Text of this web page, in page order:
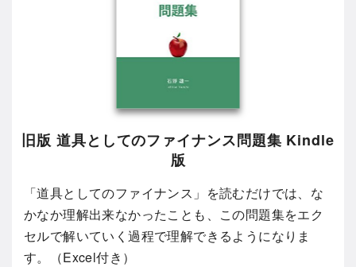
旧版 道具としてのファイナンス問題集 Kindle
版
「道具としてのファイナンス」を読むだけでは、な
かなか理解出来なかったことも、この問題集をエク
セルで解いていく過程で理解できるようになりま
す。（Excel付き）